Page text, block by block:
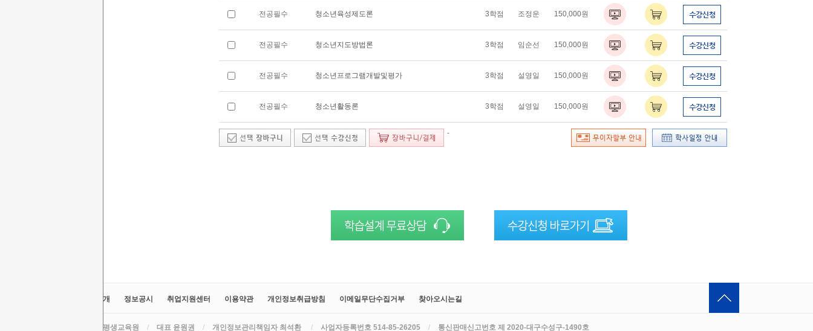
전공필수 청소년육성제도론 3학점 조정운 150,000원
전공필수 청소년지도방법론 3학점 임순선 150,000원
전공필수 청소년프로그램개발및평가 3학점 설영일 150,000원
전공필수 청소년활동론 3학점 설영일 150,000원
-
교육원소개 정보공시 취업지원센터 이용약관 개인정보취급방침 이메일무단수집거부 찾아오시는길
라인원격평생교육원 / 대표 윤원권 / 개인정보관리책임자 최석환 / 사업자등록번호 514-85-26205 / 통신판매신고번호 제 2020-대구수성구-1490호